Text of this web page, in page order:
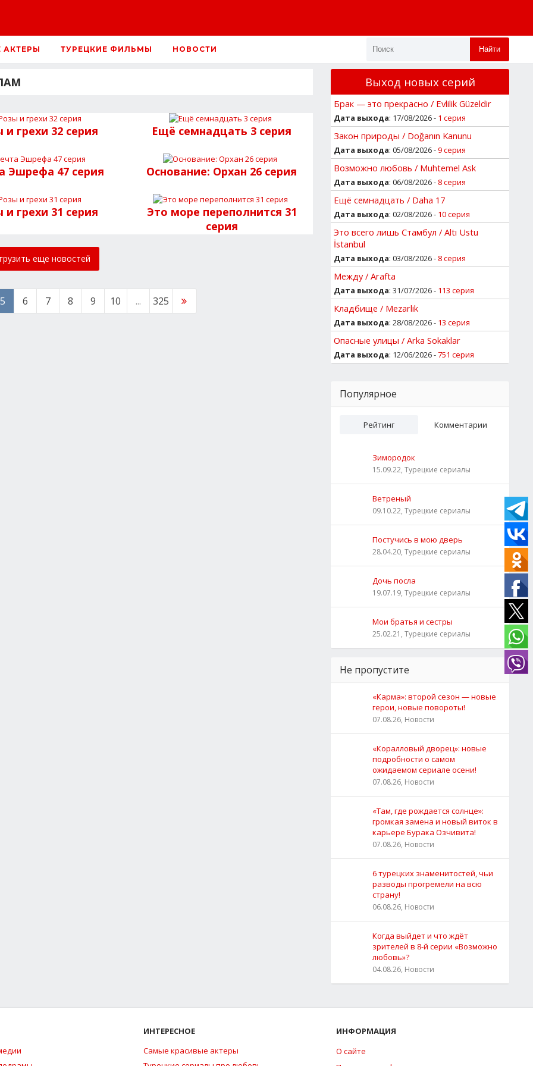
АКТЕРЫ ТУРЕЦКИЕ ФИЛЬМЫ НОВОСТИ Найти
и грехи 32 серия Ещё семнадцать 3 серия
Эшрефа 47 серия Основание: Орхан 26 серия
и грехи 31 серия
Это море переполнится 31
серия
еще новостей
5 6 7 8 9 10 ... 325
Выход новых серий
Брак — это прекрасно / Evlilik Güzeldir
Дата выхода: 17/08/2026 - 1 серия
Закон природы / Doğanın Kanunu
Дата выхода: 05/08/2026 -9 серия
Возможно любовь / Muhtemel Ask
Дата выхода: 06/08/2026 - 8 серия
Ещё семнадцать / Daha 17
Дата выхода: 02/08/2026 - 10 серия
Это всего лишь Стамбул / Altı Ustu
İstanbul
Дата выхода: 03/08/2026 - 8 серия
Между / Arafta
Дата выхода: 31/07/2026 - 113 серия
Кладбище / Mezarlik
Дата выхода: 28/08/2026 - 13 серия
Опасные улицы / Arka Sokaklar
Дата выхода: 12/06/2026 -751 серия
Популярное
Рейтинг Комментарии
Зимородок
15.09.22, Турецкие сериалы
Ветреный
09.10.22, Турецкие сериалы
Постучись в мою дверь
28.04.20, Турецкие сериалы
Дочь посла
19.07.19, Турецкие сериалы
Мои братья и сестры
25.02.21, Турецкие сериалы
Не пропустите
«Карма»: второй сезон — новые
герои, новые повороты!
07.08.26, Новости
«Коралловый дворец»: новые
подробности о самом
ожидаемом сериале осени!
07.08.26, Новости
«Там, где рождается солнце»:
громкая замена и новый виток в
карьере Бурака Озчивита!
07.08.26, Новости
6 турецких знаменитостей, чьи
разводы прогремели на всю
страну!
06.08.26, Новости
Когда выйдет и что ждёт
зрителей в 8-й серии «Возможно
любовь»?
04.08.26, Новости
ИНТЕРЕСНОЕ
Самые красивые актеры
ИНФОРМАЦИЯ
О сайте